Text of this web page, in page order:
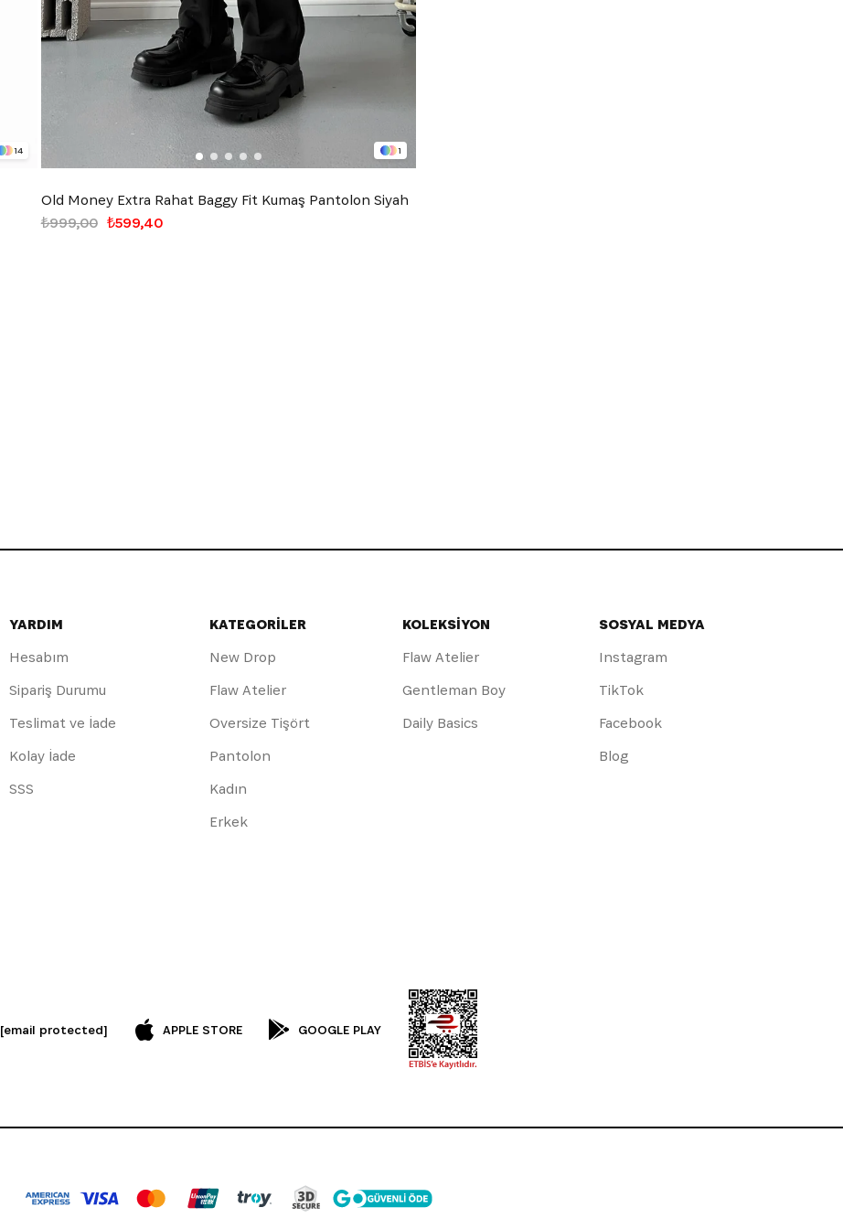
14 1
Old Money Extra Rahat Baggy Fit Kumaş Pantolon Siyah
₺599,40
₺999,00
YARDIM
Hesabım
Sipariş Durumu
Teslimat ve İade
Kolay İade
SSS
KATEGORİLER
New Drop
Flaw Atelier
Oversize Tişört
Pantolon
Kadın
Erkek
KOLEKSİYON
Flaw Atelier
Gentleman Boy
Daily Basics
SOSYAL MEDYA
Instagram
TikTok
Facebook
Blog
[email protected] APPLE STORE GOOGLE PLAY